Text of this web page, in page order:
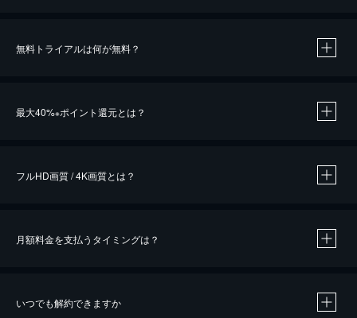
無料トライアルは何が無料？
最大40%※ポイント還元とは？
※40％ポイント還元の対象は、クレジットカード決済による作品の購入 / レンタルです。
フルHD画質 / 4K画質とは？
月額料金を支払うタイミングは？
いつでも解約できますか